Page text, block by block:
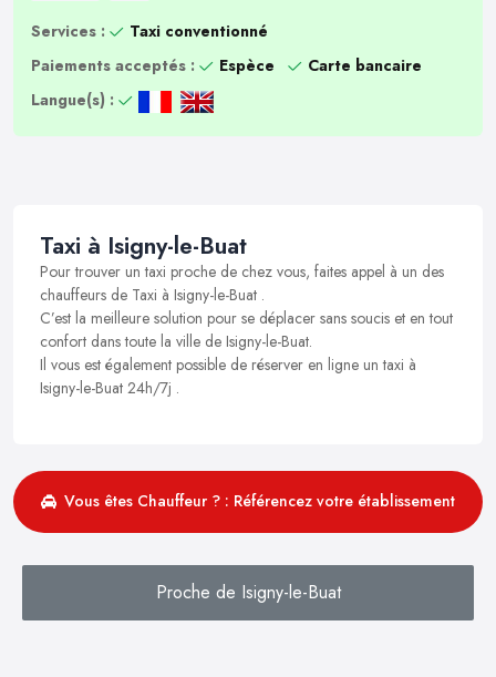
Services :
Taxi conventionné
Paiements acceptés :
Espèce
Carte bancaire
Langue(s) :
Taxi à Isigny-le-Buat
Pour trouver un taxi proche de chez vous, faites appel à un des
chauffeurs de Taxi à Isigny-le-Buat .
C’est la meilleure solution pour se déplacer sans soucis et en tout
confort dans toute la ville de Isigny-le-Buat.
Il vous est également possible de réserver en ligne un taxi à
Isigny-le-Buat 24h/7j .
Vous êtes Chauffeur ? : Référencez votre établissement
Proche de Isigny-le-Buat